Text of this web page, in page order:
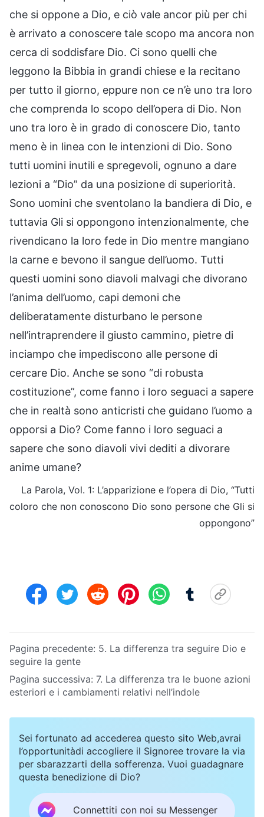
che si oppone a Dio, e ciò vale ancor più per chi
è arrivato a conoscere tale scopo ma ancora non
cerca di soddisfare Dio. Ci sono quelli che
leggono la Bibbia in grandi chiese e la recitano
per tutto il giorno, eppure non ce n’è uno tra loro
che comprenda lo scopo dell’opera di Dio. Non
uno tra loro è in grado di conoscere Dio, tanto
meno è in linea con le intenzioni di Dio. Sono
tutti uomini inutili e spregevoli, ognuno a dare
lezioni a “Dio” da una posizione di superiorità.
Sono uomini che sventolano la bandiera di Dio, e
tuttavia Gli si oppongono intenzionalmente, che
rivendicano la loro fede in Dio mentre mangiano
la carne e bevono il sangue dell’uomo. Tutti
questi uomini sono diavoli malvagi che divorano
l’anima dell’uomo, capi demoni che
deliberatamente disturbano le persone
nell’intraprendere il giusto cammino, pietre di
inciampo che impediscono alle persone di
cercare Dio. Anche se sono “di robusta
costituzione”, come fanno i loro seguaci a sapere
che in realtà sono anticristi che guidano l’uomo a
opporsi a Dio? Come fanno i loro seguaci a
sapere che sono diavoli vivi dediti a divorare
anime umane?
La Parola, Vol. 1: L’apparizione e l’opera di Dio, “Tutti
coloro che non conoscono Dio sono persone che Gli si
oppongono”
Pagina precedente: 5. La differenza tra seguire Dio e
seguire la gente
Pagina successiva: 7. La differenza tra le buone azioni
esteriori e i cambiamenti relativi nell’indole
Sei fortunato ad accederea questo sito Web,avrai
l’opportunitàdi accogliere il Signoree trovare la via
per sbarazzarti della sofferenza. Vuoi guadagnare
questa benedizione di Dio?
Connettiti con noi su Messenger